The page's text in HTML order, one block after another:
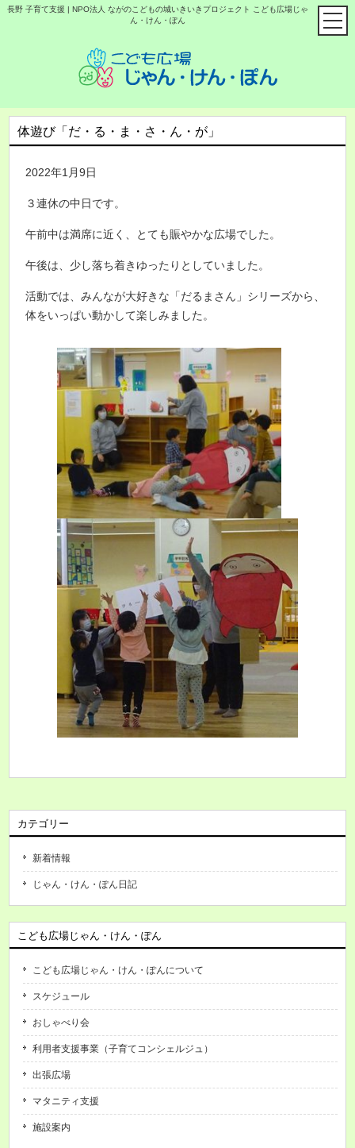
長野 子育て支援 | NPO法人 ながのこどもの城いきいきプロジェクト こども広場じゃ
ん・けん・ぽん
体遊び「だ・る・ま・さ・ん・が」
2022年1月9日
３連休の中日です。
午前中は満席に近く、とても賑やかな広場でした。
午後は、少し落ち着きゆったりとしていました。
活動では、みんなが大好きな「だるまさん」シリーズから、
体をいっぱい動かして楽しみました。
カテゴリー
新着情報
じゃん・けん・ぽん日記
こども広場じゃん・けん・ぽん
こども広場じゃん・けん・ぽんについて
スケジュール
おしゃべり会
利用者支援事業（子育てコンシェルジュ）
出張広場
マタニティ支援
施設案内